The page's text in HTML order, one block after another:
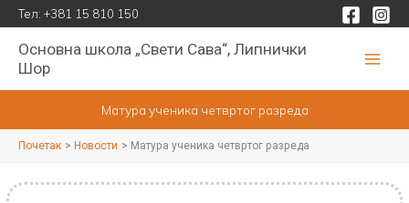
Пређи
на
садржај
Тел: +381 15 810 150
Основна школа „Свети Сава“, Липнички
Шор
Матура ученика четвртог разреда
Почетак Новости Матура ученика четвртог разреда